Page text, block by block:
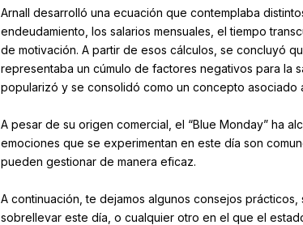
Arnall desarrolló una ecuación que contemplaba
endeudamiento, los salarios mensuales, el tiempo
de motivación. A partir de esos cálculos, se concluyó
representaba un cúmulo de factores negativos para la
popularizó y se consolidó como un concepto asociado
A pesar de su origen comercial, el “Blue Monday” ha
emociones que se experimentan en este día son
pueden gestionar de manera eficaz.
A continuación, te dejamos algunos consejos
sobrellevar este día, o cualquier otro en el que el